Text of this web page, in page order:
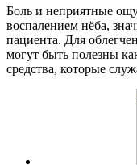
Боль и неприятные
воспалением нёба,
пациента. Для
могут быть полезны
средства, которые